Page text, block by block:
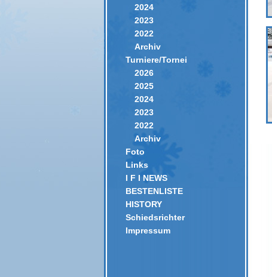
2024
2023
2022
Archiv
Turniere/Tornei
2026
2025
2024
2023
2022
Archiv
Foto
Links
I F I NEWS
BESTENLISTE
HISTORY
Schiedsrichter
Impressum